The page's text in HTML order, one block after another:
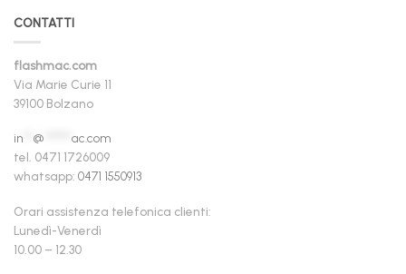
CONTATTI
flashmac.com
Via Marie Curie 11
39100 Bolzano
in @
ac.com
tel. 0471 1726009
whatsapp: 0471 1550913
Orari assistenza telefonica clienti:
Lunedì-Venerdì
10.00 – 12.30